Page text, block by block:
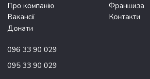
Про компанію
Франшиза
Вакансії
Контакти
Донати
096 33 90 029
095 33 90 029